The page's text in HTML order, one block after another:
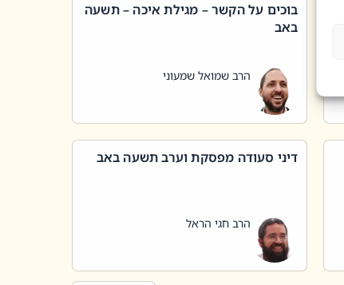
בוכים על הקשר – מגילת איכה – תשעה
באב
הרב שמואל שמעוני
דיני סעודה מפסקת וערב תשעה באב
הרב חגי הראל